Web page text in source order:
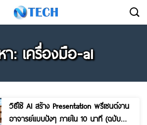
: เครื่องมือ-ai
วิธีใช้ AI สร้าง Presentation พรีเซนต์งาน
อาจารย์แบบปังๆ ภายใน 10 นาที (ฉบับ